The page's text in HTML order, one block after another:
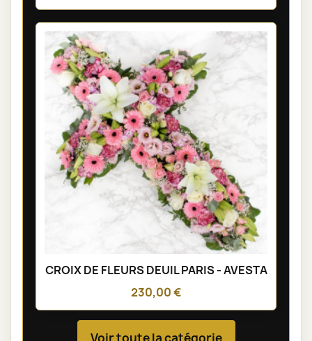
CROIX DE FLEURS DEUIL PARIS - AVESTA
230,00 €
Voir toute la catégorie